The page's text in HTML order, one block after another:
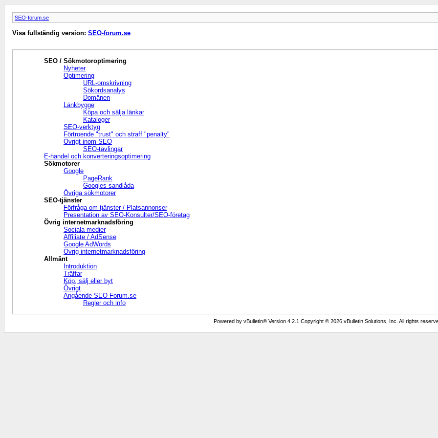
SEO-forum.se
Visa fullständig version: SEO-forum.se
SEO / Sökmotoroptimering
Nyheter
Optimering
URL-omskrivning
Sökordsanalys
Domänen
Länkbygge
Köpa och sälja länkar
Kataloger
SEO-verktyg
Förtroende "trust" och straff "penalty"
Övrigt inom SEO
SEO-tävlingar
E-handel och konverteringsoptimering
Sökmotorer
Google
PageRank
Googles sandlåda
Övriga sökmotorer
SEO-tjänster
Förfråga om tjänster / Platsannonser
Presentation av SEO-Konsulter/SEO-företag
Övrig internetmarknadsföring
Sociala medier
Affiliate / AdSense
Google AdWords
Övrig internetmarknadsföring
Allmänt
Introduktion
Träffar
Köp, sälj eller byt
Övrigt
Angående SEO-Forum.se
Regler och info
Powered by vBulletin® Version 4.2.1 Copyright © 2026 vBulletin Solutions, Inc. All rights